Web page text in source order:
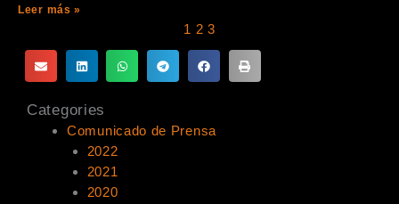
Leer más »
1 2 3
Categories
Comunicado de Prensa
2022
2021
2020